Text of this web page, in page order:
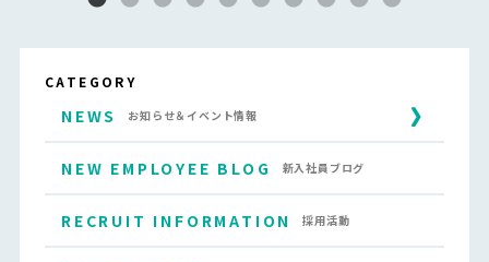
CATEGORY
NEWS お知らせ＆イベント情報
NEW EMPLOYEE BLOG 新入社員ブログ
RECRUIT INFORMATION 採用活動